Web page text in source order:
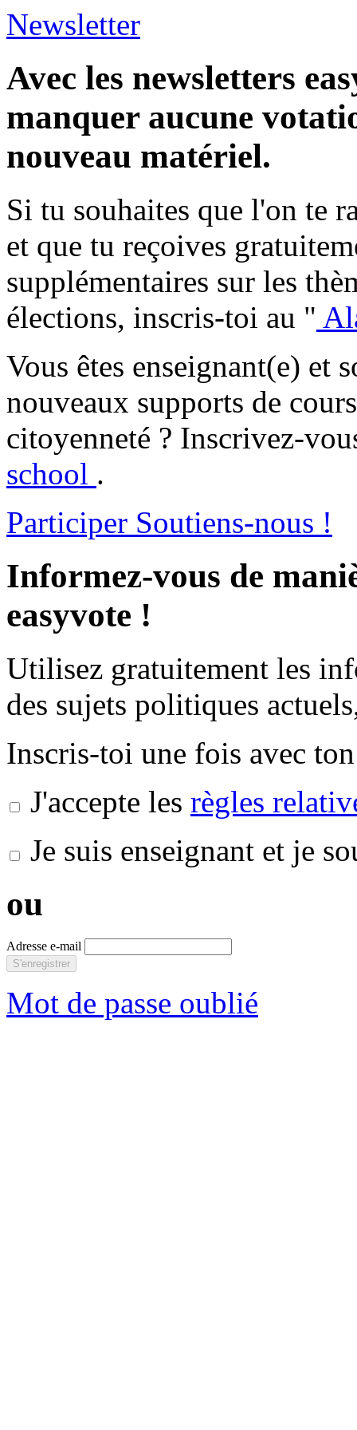
Newsletter
Avec les newsletters
manquer aucune
nouveau matériel.
Si tu souhaites que l'on te
et que tu reçoives
supplémentaires sur les
élections, inscris-toi au "
Vous êtes enseignant(e) et
nouveaux supports de
citoyenneté ? Inscrivez-
school .
Participer Soutiens-nous !
Informez-vous de
easyvote !
Utilisez gratuitement les
des sujets politiques
Inscris-toi une fois avec
J'accepte les règles
Je suis enseignant et je
ou
Adresse e-mail
S'enregistrer
Mot de passe oublié